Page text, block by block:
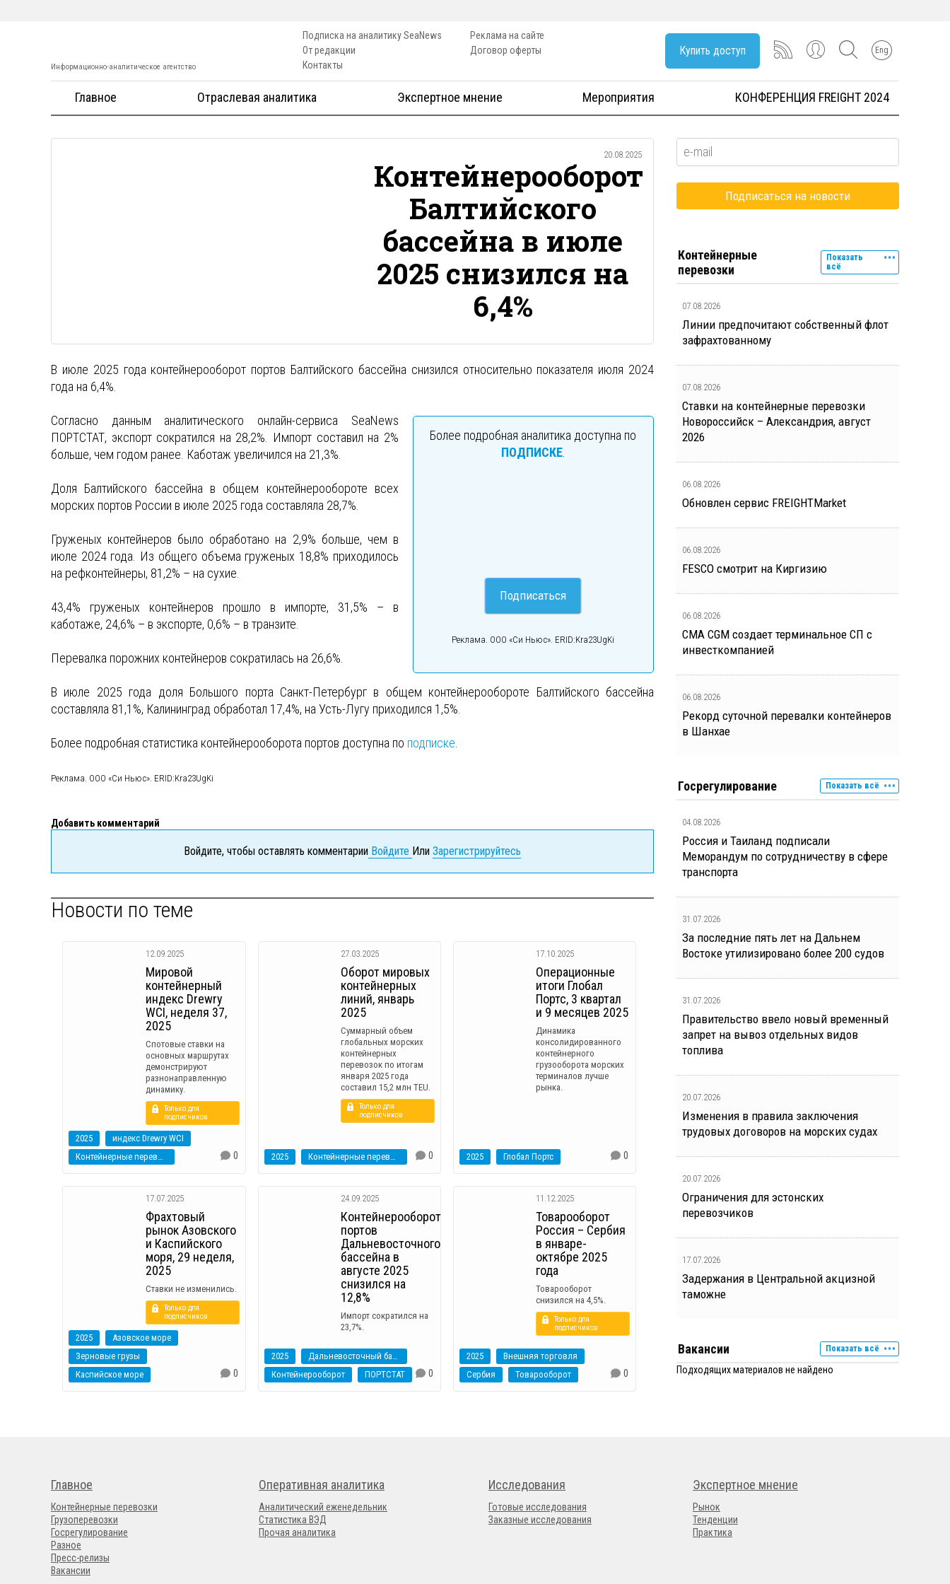
Информационно-аналитическое агентство
Подписка на аналитику SeaNews
От редакции
Контакты
Реклама на сайте
Договор оферты
Купить доступ Eng
Главное Отраслевая аналитика Экспертное мнение Мероприятия КОНФЕРЕНЦИЯ FREIGHT 2024
20.08.2025
Контейнерооборот
Балтийского
бассейна в июле
2025 снизился на
6,4%
В июле 2025 года контейнерооборот портов Балтийского бассейна снизился относительно показателя июля 2024
года на 6,4%.
Более подробная аналитика доступна по
ПОДПИСКЕ.
Подписаться
Реклама. ООО «Си Ньюс». ERID:Kra23UgKi
Согласно данным аналитического онлайн-сервиса SeaNews
ПОРТСТАТ, экспорт сократился на 28,2%. Импорт составил на 2%
больше, чем годом ранее. Каботаж увеличился на 21,3%.
Доля Балтийского бассейна в общем контейнерообороте всех
морских портов России в июле 2025 года составляла 28,7%.
Груженых контейнеров было обработано на 2,9% больше, чем в
июле 2024 года. Из общего объема груженых 18,8% приходилось
на рефконтейнеры, 81,2% – на сухие.
43,4% груженых контейнеров прошло в импорте, 31,5% – в
каботаже, 24,6% – в экспорте, 0,6% – в транзите.
Перевалка порожних контейнеров сократилась на 26,6%.
В июле 2025 года доля Большого порта Санкт-Петербург в общем контейнерообороте Балтийского бассейна
составляла 81,1%, Калининград обработал 17,4%, на Усть-Лугу приходился 1,5%.
Более подробная статистика контейнерооборота портов доступна по подписке
Реклама. ООО «Си Ньюс». ERID:Kra23UgKi
Добавить комментарий
Войдите, чтобы оставлять комментарии Войдите Или Зарегистрируйтесь
Новости по теме
12.09.2025
Мировой
контейнерный
индекс Drewry
WCI, неделя 37,
2025
Спотовые ставки на
основных маршрутах
демонстрируют
разнонаправленную
динамику.
Только для
подписчиков
2025
индекс Drewry WCI
Контейнерные перевозки
0
27.03.2025
Оборот мировых
контейнерных
линий, январь
2025
Суммарный объем
глобальных морских
контейнерных
перевозок по итогам
января 2025 года
составил 15,2 млн TEU.
Только для
подписчиков
2025 Контейнерные перевозки 0
17.10.2025
Операционные
итоги Глобал
Портс, 3 квартал
и 9 месяцев 2025
Динамика
консолидированного
контейнерного
грузооборота морских
терминалов лучше
рынка.
2025 Глобал Портс 0
17.07.2025
Фрахтовый
рынок Азовского
и Каспийского
моря, 29 неделя,
2025
Ставки не изменились.
Только для
подписчиков
2025
Азовское море
Зерновые грузы
Каспийское море
0
24.09.2025
Контейнерооборот
портов
Дальневосточного
бассейна в
августе 2025
снизился на
12,8%
Импорт сократился на
23,7%.
2025
Дальневосточный бассейн
Контейнерооборот
ПОРТСТАТ 0
11.12.2025
Товарооборот
Россия – Сербия
в январе-
октябре 2025
года
Товарооборот
снизился на 4,5%.
Только для
подписчиков
2025
Внешняя торговля
Сербия
Товарооборот 0
Контейнерные
перевозки
Показать
всё
07.08.2026
Линии предпочитают собственный флот
зафрахтованному
07.08.2026
Ставки на контейнерные перевозки
Новороссийск – Александрия, август
2026
06.08.2026
Обновлен сервис FREIGHTMarket
06.08.2026
FESCO смотрит на Киргизию
06.08.2026
CMA CGM создает терминальное СП с
инвесткомпанией
06.08.2026
Рекорд суточной перевалки контейнеров
в Шанхае
Госрегулирование Показать всё
04.08.2026
Россия и Таиланд подписали
Меморандум по сотрудничеству в сфере
транспорта
31.07.2026
За последние пять лет на Дальнем
Востоке утилизировано более 200 судов
31.07.2026
Правительство ввело новый временный
запрет на вывоз отдельных видов
топлива
20.07.2026
Изменения в правила заключения
трудовых договоров на морских судах
20.07.2026
Ограничения для эстонских
перевозчиков
17.07.2026
Задержания в Центральной акцизной
таможне
Вакансии Показать всё
Подходящих материалов не найдено
Главное
Контейнерные перевозки
Грузоперевозки
Госрегулирование
Разное
Пресс-релизы
Вакансии
Оперативная аналитика
Аналитический еженедельник
Статистика ВЭД
Прочая аналитика
Исследования
Готовые исследования
Заказные исследования
Экспертное мнение
Рынок
Тенденции
Практика